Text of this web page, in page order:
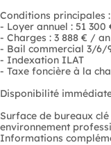
Conditions principales :
- Loyer annuel : 51 300
- Charges : 3 888 € / an
- Bail commercial 3/6/
- Indexation ILAT
- Taxe foncière à la
Disponibilité
Surface de bureaux
environnement
Informations